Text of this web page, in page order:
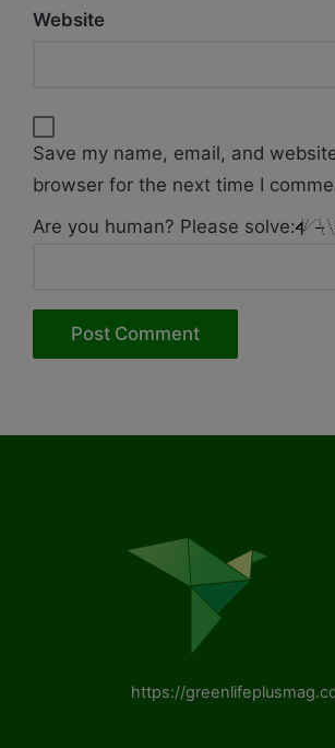
Website
Save my name, email, and
browser for the next time I
Are you human? Please solve:
https://